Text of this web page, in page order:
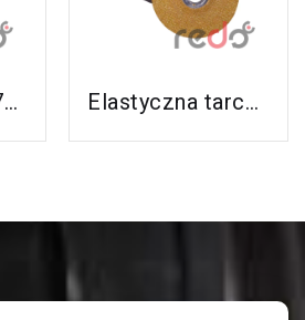
Dyski fibrowe 787C do stali nierdzewnej i aluminium
Produkt
Elastyczna tarcza do szlifowania 3M™ Cubitron™ II (GoldCorps nowy GreenGorps)